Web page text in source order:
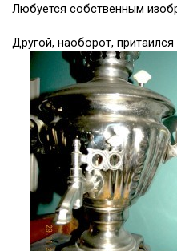
Любуется собственным
Другой, наоборот, притаился